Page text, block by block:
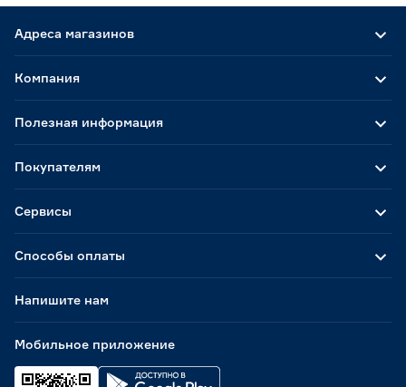
Адреса магазинов
Способы оплаты
Мобильное приложение
Компания
Полезная информация
Покупателям
Сервисы
Напишите нам